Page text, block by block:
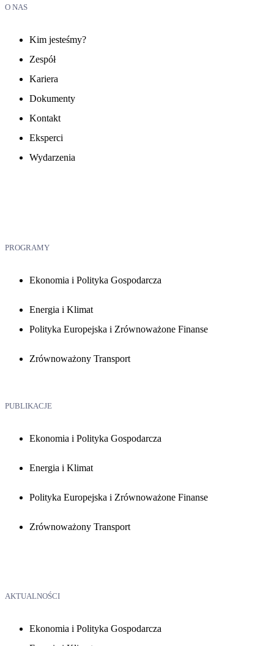
O NAS
Kim jesteśmy?
Zespół
Kariera
Dokumenty
Kontakt
Eksperci
Wydarzenia
PROGRAMY
Ekonomia i Polityka Gospodarcza
Energia i Klimat
Polityka Europejska i Zrównoważone Finanse
Zrównoważony Transport
PUBLIKACJE
Ekonomia i Polityka Gospodarcza
Energia i Klimat
Polityka Europejska i Zrównoważone Finanse
Zrównoważony Transport
AKTUALNOŚCI
Ekonomia i Polityka Gospodarcza